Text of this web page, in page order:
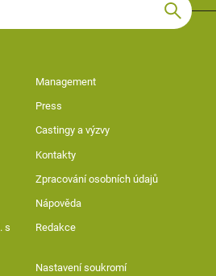
Management
Press
Castingy a výzvy
Kontakty
Zpracování osobních údajů
Nápověda
s
Redakce
Nastavení soukromí